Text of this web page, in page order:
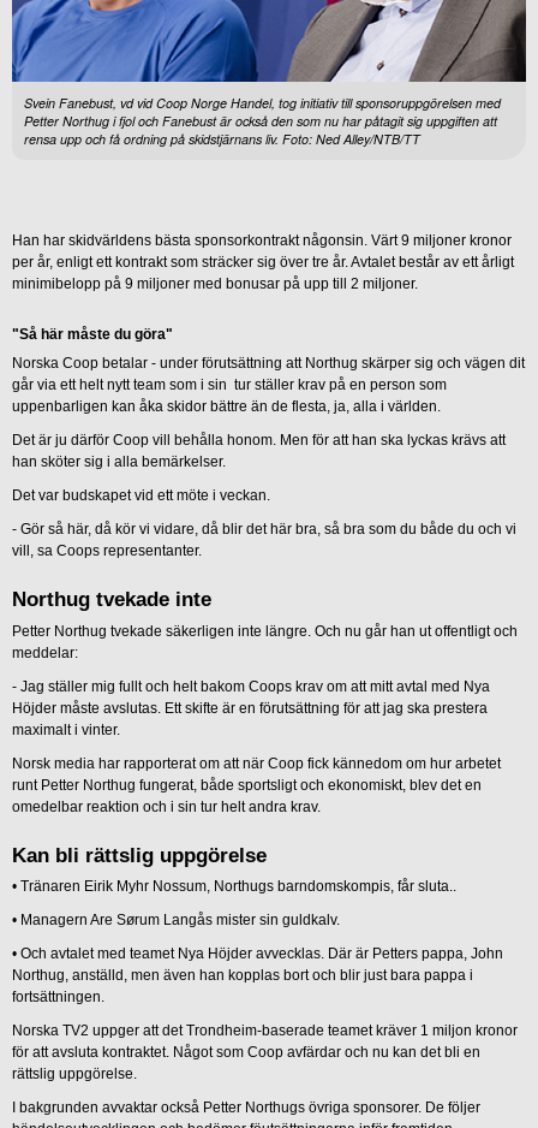
Svein Fanebust, vd vid Coop Norge Handel, tog initiativ till sponsoruppgörelsen med
Petter Northug i fjol och Fanebust är också den som nu har påtagit sig uppgiften att
rensa upp och få ordning på skidstjärnans liv. Foto: Ned Alley/NTB/TT
Han har skidvärldens bästa sponsorkontrakt någonsin. Värt 9 miljoner kronor
per år, enligt ett kontrakt som sträcker sig över tre år. Avtalet består av ett årligt
minimibelopp på 9 miljoner med bonusar på upp till 2 miljoner.
"Så här måste du göra"
Norska Coop betalar - under förutsättning att Northug skärper sig och vägen dit
går via ett helt nytt team som i sin tur ställer krav på en person som
uppenbarligen kan åka skidor bättre än de flesta, ja, alla i världen.
Det är ju därför Coop vill behålla honom. Men för att han ska lyckas krävs att
han sköter sig i alla bemärkelser.
Det var budskapet vid ett möte i veckan.
- Gör så här, då kör vi vidare, då blir det här bra, så bra som du både du och vi
vill, sa Coops representanter.
Northug tvekade inte
Petter Northug tvekade säkerligen inte längre. Och nu går han ut offentligt och
meddelar:
- Jag ställer mig fullt och helt bakom Coops krav om att mitt avtal med Nya
Höjder måste avslutas. Ett skifte är en förutsättning för att jag ska prestera
maximalt i vinter.
Norsk media har rapporterat om att när Coop fick kännedom om hur arbetet
runt Petter Northug fungerat, både sportsligt och ekonomiskt, blev det en
omedelbar reaktion och i sin tur helt andra krav.
Kan bli rättslig uppgörelse
• Tränaren Eirik Myhr Nossum, Northugs barndomskompis, får sluta..
• Managern Are Sørum Langås mister sin guldkalv.
• Och avtalet med teamet Nya Höjder avvecklas. Där är Petters pappa, John
Northug, anställd, men även han kopplas bort och blir just bara pappa i
fortsättningen.
Norska TV2 uppger att det Trondheim-baserade teamet kräver 1 miljon kronor
för att avsluta kontraktet. Något som Coop avfärdar och nu kan det bli en
rättslig uppgörelse.
I bakgrunden avvaktar också Petter Northugs övriga sponsorer. De följer